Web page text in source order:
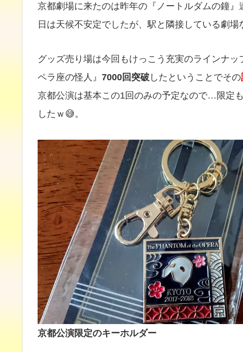
京都劇場に来たのは昨年の『ノートルダムの鐘
日は天候不安定でしたが、駅と隣接している劇
グッズ売り場は今回もけっこう充実のラインナッ
ペラ座の怪人』 7000回突破 したということでその
京都公演は基本この1回のみの予定なので…限定
したｗ😅。
京都公演限定のキーホルダー